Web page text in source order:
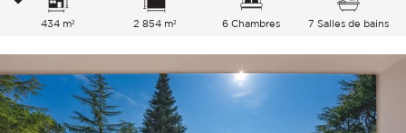
434 m² 2 854 m² 6 Chambres 7 Salles de bains